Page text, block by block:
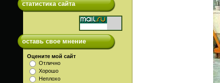
статистика сайта
оставь свое мнение
Оцените мой сайт
Отлично
Хорошо
Неплохо